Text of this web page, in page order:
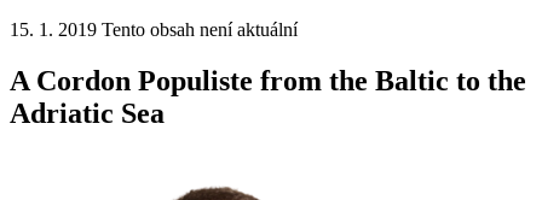
15. 1. 2019 Tento obsah není aktuální
A Cordon Populiste from the Baltic to the
Adriatic Sea